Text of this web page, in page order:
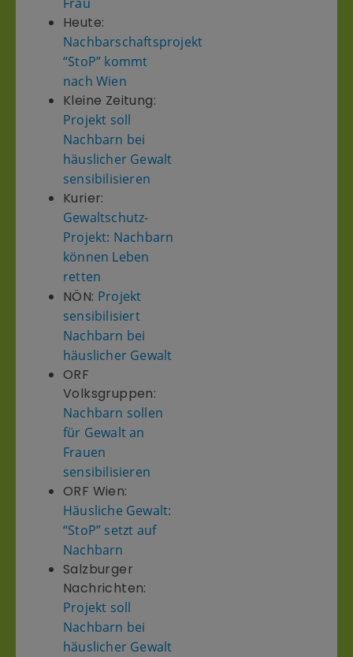
Heute:
Nachbarschaftsprojekt
“StoP” kommt
nach Wien
Kleine Zeitung:
Projekt soll
Nachbarn bei
häuslicher Gewalt
sensibilisieren
Kurier:
Gewaltschutz-
Projekt: Nachbarn
können Leben
retten
NÖN: Projekt
sensibilisiert
Nachbarn bei
häuslicher Gewalt
ORF
Volksgruppen:
Nachbarn sollen
für Gewalt an
Frauen
sensibilisieren
ORF Wien:
Häusliche Gewalt:
“StoP” setzt auf
Nachbarn
Salzburger
Nachrichten:
Projekt soll
Nachbarn bei
häuslicher Gewalt